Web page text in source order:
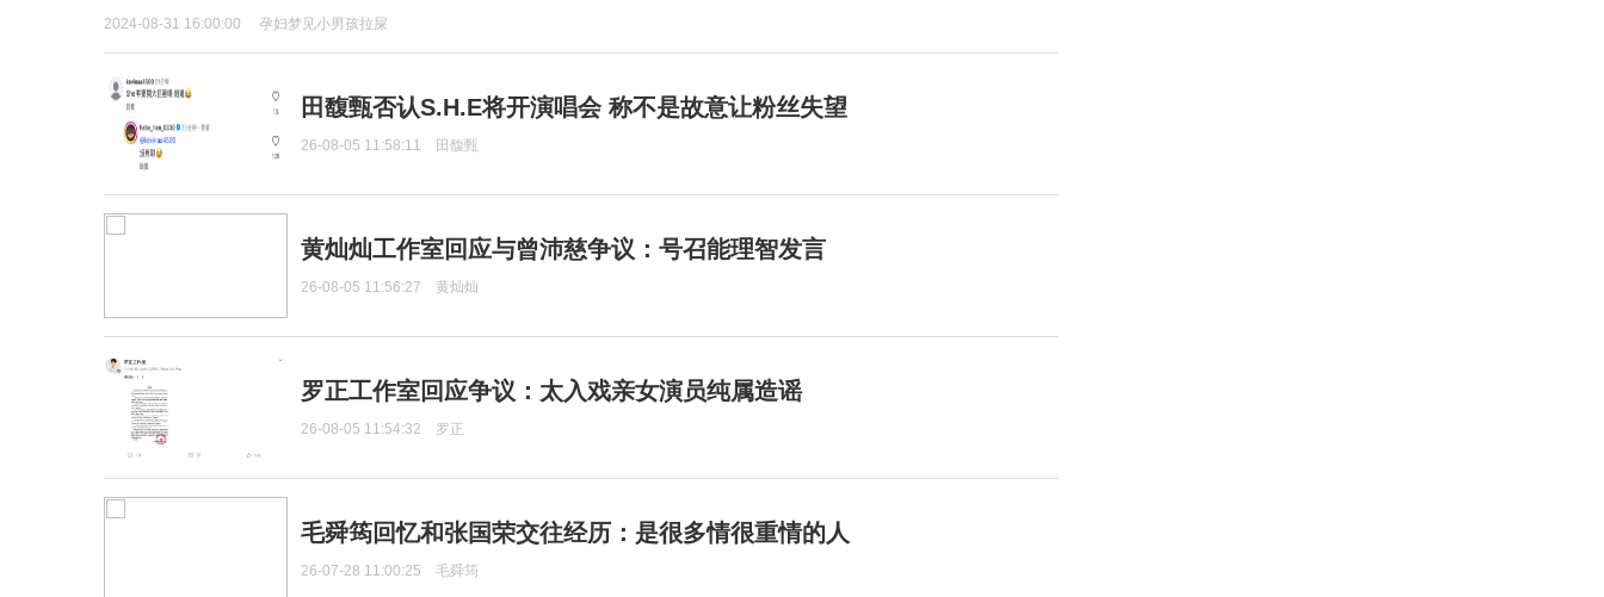
2024-08-31 16:00:00 孕妇梦见小男孩拉屎
田馥甄否认S.H.E将开演唱会 称不是故意让粉丝失望
26-08-05 11:58:11 田馥甄
黄灿灿工作室回应与曾沛慈争议：号召能理智发言
26-08-05 11:56:27 黄灿灿
罗正工作室回应争议：太入戏亲女演员纯属造谣
26-08-05 11:54:32 罗正
毛舜筠回忆和张国荣交往经历：是很多情很重情的人
26-07-28 11:00:25 毛舜筠